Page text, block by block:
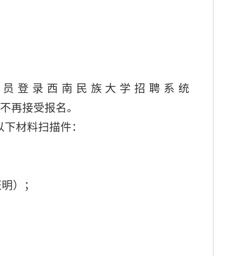
登录西南民族大学招聘系统
再接受报名。
材料扫描件：
）；